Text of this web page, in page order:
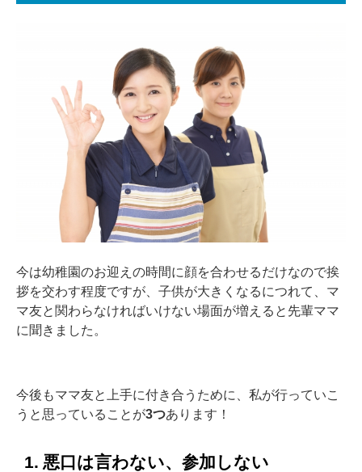
今は幼稚園のお迎えの時間に顔を合わせるだけなので挨
拶を交わす程度ですが、子供が大きくなるにつれて、マ
マ友と関わらなければいけない場面が増えると先輩ママ
に聞きました。
今後もママ友と上手に付き合うために、私が行っていこ
うと思っていることが3つあります！
1. 悪口は言わない、参加しない